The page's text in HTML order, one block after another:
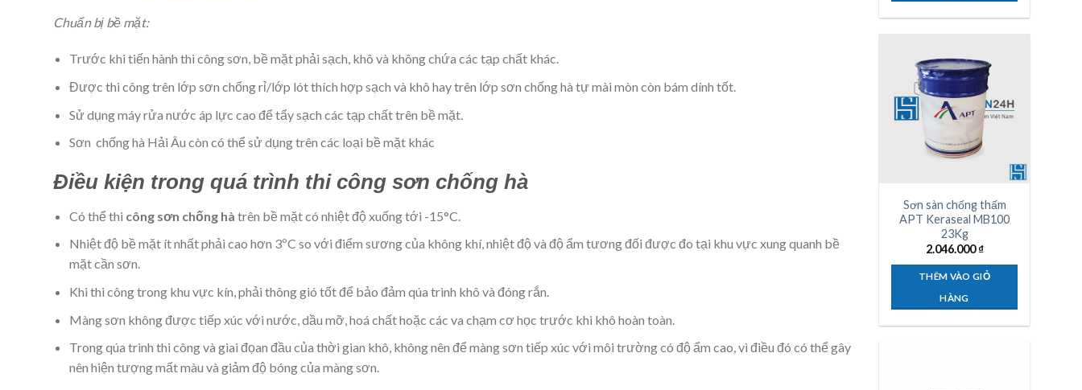
Chuẩn bị bề mặt:
Trước khi tiến hành thi công sơn, bề mặt phải sạch, khô và không chứa các tạp chất khác.
Được thi công trên lớp sơn chống rỉ/lớp lót thích hợp sạch và khô hay trên lớp sơn chống hà tự mài mòn còn bám dính tốt.
Sử dụng máy rửa nước áp lực cao để tẩy sạch các tạp chất trên bề mặt.
Sơn chống hà Hải Âu còn có thể sử dụng trên các loại bề mặt khác
Điều kiện trong quá trình thi công sơn chống hà
Có thể thi công sơn chống hà trên bề mặt có nhiệt độ xuống tới -15°C.
Nhiệt độ bề mặt ít nhất phải cao hơn 3ºC so với điểm sương của không khí, nhiệt độ và độ ẩm tương đối được đo tại khu vực xung quanh bề
mặt cần sơn.
Khi thi công trong khu vực kín, phải thông gió tốt để bảo đảm qúa trình khô và đóng rắn.
Màng sơn không được tiếp xúc với nước, dầu mỡ, hoá chất hoặc các va chạm cơ học trước khi khô hoàn toàn.
Trong qúa trình thi công và giai đọan đầu của thời gian khô, không nên để màng sơn tiếp xúc với môi trường có độ ẩm cao, vì điều đó có thể gây
nên hiện tượng mất màu và giảm độ bóng của màng sơn.
Sơn sàn chống thấm
APT Keraseal MB100
23Kg
2.046.000₫
THÊM VÀO GIỎ
HÀNG